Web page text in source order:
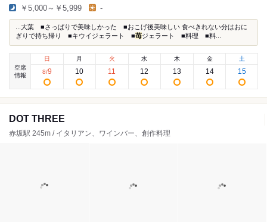
￥5,000～￥5,999 -
...大葉 ■さっぱりで美味しかった ■おこげ後美味しい 食べきれない分はおに
ぎりで持ち帰り ■キウイジェラート ■苺ジェラート ■料理 ■料...
空席
情報
日
8/9
月
10
火
11
水
12
木
13
金
14
土
15
DOT THREE
赤坂駅 245m / イタリアン、ワインバー、創作料理